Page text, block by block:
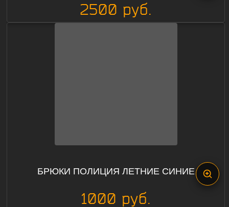
2500 руб.
БРЮКИ ПОЛИЦИЯ ЛЕТНИЕ СИНИЕ
1000 руб.